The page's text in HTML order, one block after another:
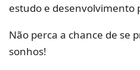
estudo e desenvolvimento
Não perca a chance de se
sonhos!